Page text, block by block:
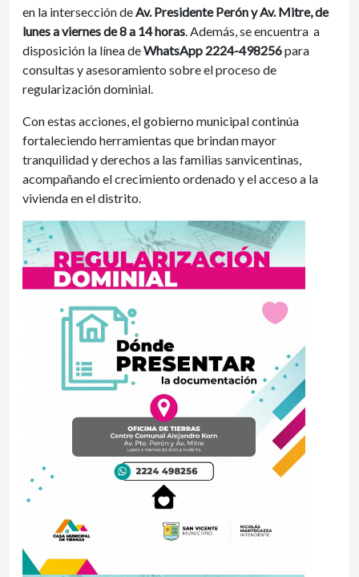
en la intersección deAv. Presidente Perón y Av. Mitre, de
lunes a viernes de 8 a 14 horas. Además, se encuentra a
disposición la línea deWhatsApp 2224-498256para
consultas y asesoramiento sobre el proceso de
regularización dominial.
Con estas acciones, el gobierno municipal continúa
fortaleciendo herramientas que brindan mayor
tranquilidad y derechos a las familias sanvicentinas,
acompañando el crecimiento ordenado y el acceso a la
vivienda en el distrito.